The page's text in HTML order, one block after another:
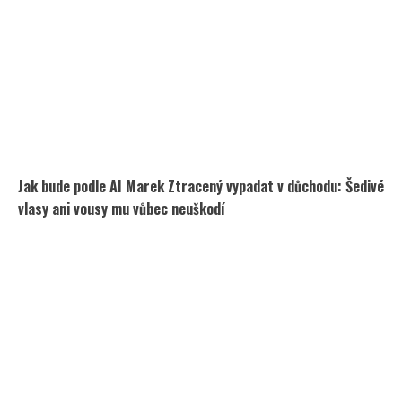
Jak bude podle AI Marek Ztracený vypadat v důchodu: Šedivé
vlasy ani vousy mu vůbec neuškodí